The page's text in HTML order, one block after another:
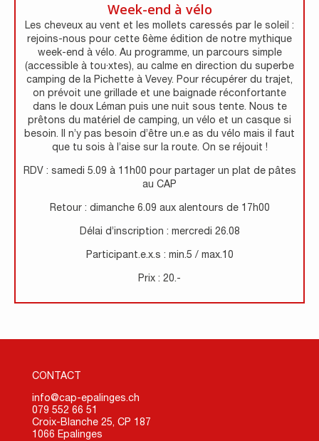
Week-end à vélo
Les cheveux au vent et les mollets caressés par le soleil :
rejoins-nous pour cette 6ème édition de notre mythique
week-end à vélo. Au programme, un parcours simple
(accessible à tou·xtes), au calme en direction du superbe
camping de la Pichette à Vevey. Pour récupérer du trajet,
on prévoit une grillade et une baignade réconfortante
dans le doux Léman puis une nuit sous tente. Nous te
prêtons du matériel de camping, un vélo et un casque si
besoin. Il n’y pas besoin d’être un.e as du vélo mais il faut
que tu sois à l’aise sur la route. On se réjouit !
RDV : samedi 5.09 à 11h00 pour partager un plat de pâtes
au CAP
Retour : dimanche 6.09 aux alentours de 17h00
Délai d’inscription : mercredi 26.08
Participant.e.x.s : min.5 / max.10
Prix : 20.-
CONTACT
info@cap-epalinges.ch
079 552 66 51
Croix-Blanche 25, CP 187
1066 Epalinges